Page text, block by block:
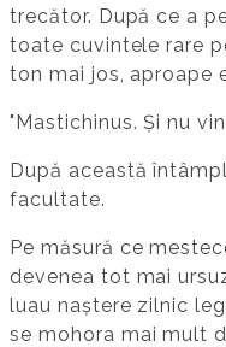
trecător. După ce a
toate cuvintele rare
ton mai jos, aproape
"Mastichinus. Și nu
După această
facultate.
Pe măsură ce
devenea tot mai
luau naștere zilnic
se mohora mai mult